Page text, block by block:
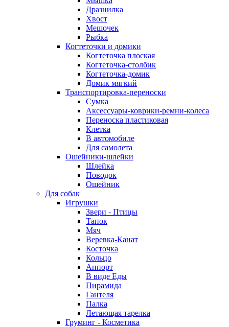
Дразнилка
Хвост
Мешочек
Рыбка
Когтеточки и домики
Когтеточка плоская
Когтеточка-столбик
Когтеточка-домик
Домик мягкий
Транспортировка-переноски
Сумка
Аксессуары-коврики-ремни-колеса
Переноска пластиковая
Клетка
В автомобиле
Для самолета
Ошейники-шлейки
Шлейка
Поводок
Ошейник
Для собак
Игрушки
Звери - Птицы
Тапок
Мяч
Веревка-Канат
Косточка
Кольцо
Аппорт
В виде Еды
Пирамида
Гантеля
Палка
Летающая тарелка
Груминг - Косметика